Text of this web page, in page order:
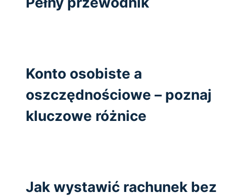
Konto osobiste a
oszczędnościowe – poznaj
kluczowe różnice
Jak wystawić rachunek bez